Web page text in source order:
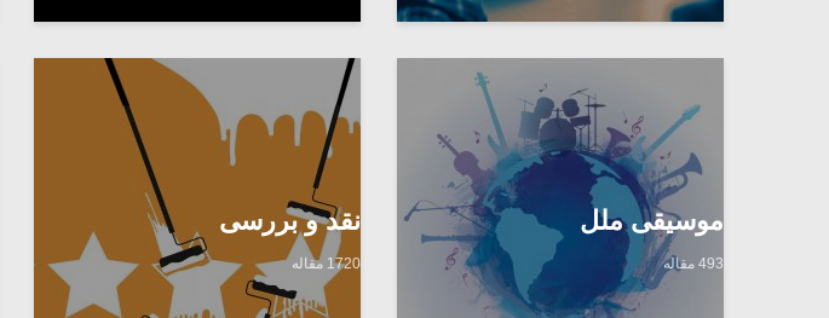
موسیقی ملل
493 مقاله
نقد و بررسی
1720 مقاله